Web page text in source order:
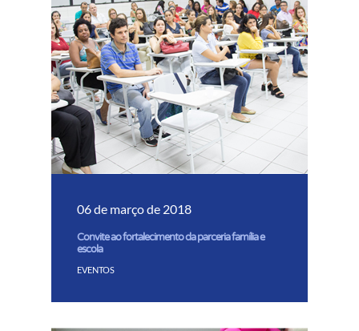
06 de março de 2018
Convite ao fortalecimento da parceria família e
escola
EVENTOS